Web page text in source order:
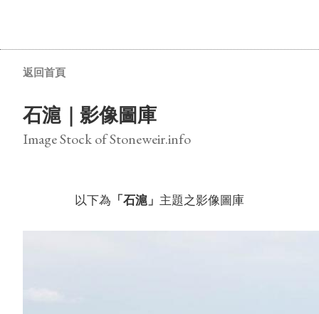
返回首頁
石滬｜影像圖庫
Image Stock of Stoneweir.info
以下為 「石滬」 主題之影像圖庫